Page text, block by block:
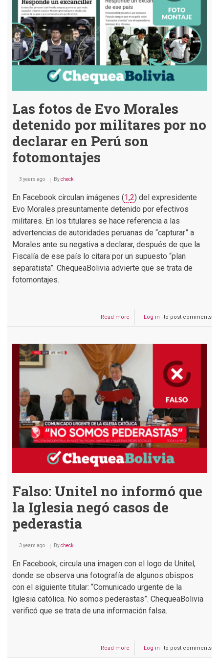
cruceño
está
basado
en
la
corrupción,
tráfico
y
logias
Las fotos de Evo Morales
detenido por militares por no
declarar en Perú son
fotomontajes
3 years ago Bycheck
En Facebook circulan imágenes (1,2) del expresidente
Evo Morales presuntamente detenido por efectivos
militares. En los titulares se hace referencia a las
advertencias de autoridades peruanas de “capturar” a
Morales ante su negativa a declarar, después de que la
Fiscalía de ese país lo citara por un supuesto “plan
separatista”. ChequeaBolivia advierte que se trata de
fotomontajes.
Read more
Las
Evo
Morales
militares
por
no
declarar
en
Perú
son
fotomontajes
Log in to post comments
Falso: Unitel no informó que
la Iglesia negó casos de
pederastia
3 years ago Bycheck
En Facebook, circula una imagen con el logo de Unitel,
donde se observa una fotografía de algunos obispos
con el siguiente titular: “Comunicado urgente de la
Iglesia católica. No somos pederastas”. ChequeaBolivia
verificó que se trata de una información falsa.
Read more
Falso:
Log in to post comments